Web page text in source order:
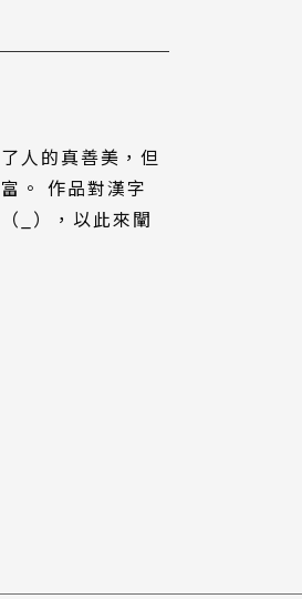
人的真善美，但
。 作品對漢字
_），以此來闡